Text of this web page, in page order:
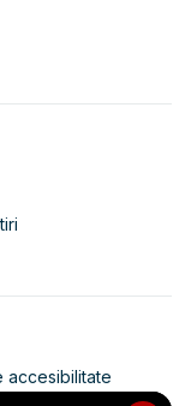
accesibilitate